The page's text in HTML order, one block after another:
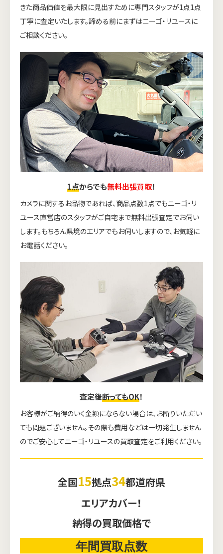
きた商品価値を最大限に見出すために専門スタッフが1点1点
丁寧に査定いたします。諦める前にまずはニーゴ・リユースに
ご相談ください。
1点からでも無料出張買取！
カメラに関するお品物であれば、商品点数1点でもニーゴ・リ
ユース直営店のスタッフがご自宅まで無料出張査定でお伺い
します。もちろん県境のエリアでもお伺いしますので、お気軽に
お電話ください。
査定後断ってもOK！
お客様がご納得のいく金額にならない場合は、お断りいただい
ても問題ございません。その際も費用などは一切発生しません
のでご安心してニーゴ・リユースの買取査定をご利用ください。
全国15拠点34都道府県
エリアカバー！
納得の買取価格で
年間買取点数